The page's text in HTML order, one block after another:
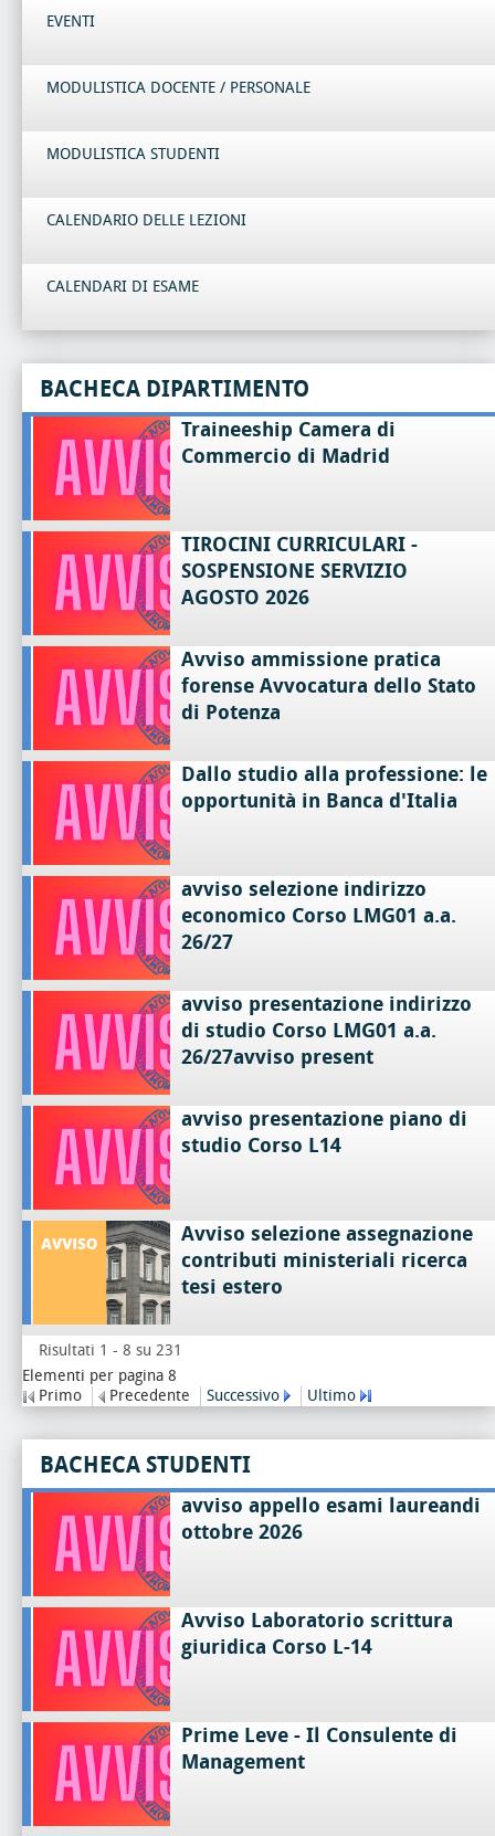
EVENTI
MODULISTICA DOCENTE / PERSONALE
MODULISTICA STUDENTI
CALENDARIO DELLE LEZIONI
CALENDARI DI ESAME
BACHECA DIPARTIMENTO
Traineeship Camera di
Commercio di Madrid
TIROCINI CURRICULARI -
SOSPENSIONE SERVIZIO
AGOSTO 2026
Avviso ammissione pratica
forense Avvocatura dello Stato
di Potenza
Dallo studio alla professione: le
opportunità in Banca d'Italia
avviso selezione indirizzo
economico Corso LMG01 a.a.
26/27
avviso presentazione indirizzo
di studio Corso LMG01 a.a.
26/27avviso present
avviso presentazione piano di
studio Corso L14
Avviso selezione assegnazione
contributi ministeriali ricerca
tesi estero
Risultati 1 - 8 su 231
Elementi per pagina 8
Primo
Precedente Successivo Ultimo
BACHECA STUDENTI
avviso appello esami laureandi
ottobre 2026
Avviso Laboratorio scrittura
giuridica Corso L-14
Prime Leve - Il Consulente di
Management